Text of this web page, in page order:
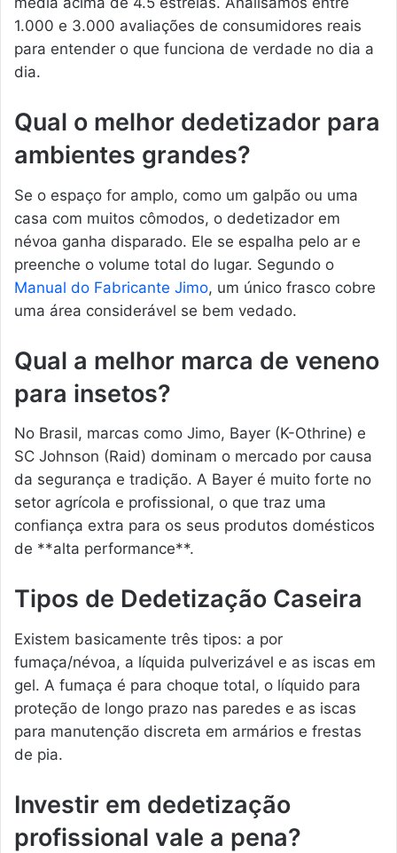
1.000 e 3.000 avaliações de consumidores reais
para entender o que funciona de verdade no dia a
dia.
Qual o melhor dedetizador para
ambientes grandes?
Se o espaço for amplo, como um galpão ou uma
casa com muitos cômodos, o dedetizador em
névoa ganha disparado. Ele se espalha pelo ar e
preenche o volume total do lugar. Segundo o
Manual do Fabricante Jimo, um único frasco cobre
uma área considerável se bem vedado.
Qual a melhor marca de veneno
para insetos?
No Brasil, marcas como Jimo, Bayer (K-Othrine) e
SC Johnson (Raid) dominam o mercado por causa
da segurança e tradição. A Bayer é muito forte no
setor agrícola e profissional, o que traz uma
confiança extra para os seus produtos domésticos
de **alta performance**.
Tipos de Dedetização Caseira
Existem basicamente três tipos: a por
fumaça/névoa, a líquida pulverizável e as iscas em
gel. A fumaça é para choque total, o líquido para
proteção de longo prazo nas paredes e as iscas
para manutenção discreta em armários e frestas
de pia.
Investir em dedetização
profissional vale a pena?